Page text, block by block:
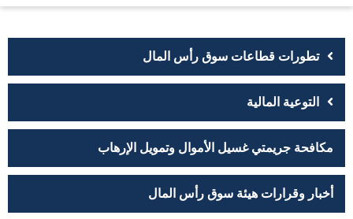
تطورات قطاعات سوق رأس المال
التوعية المالية
مكافحة جريمتي غسيل الأموال وتمويل الإرهاب
أخبار وقرارات هيئة سوق رأس المال